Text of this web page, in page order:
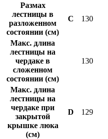
Размах
лестницы в
разложенном
состоянии (см)
C 130
Макс. длина
лестницы на
чердаке в
сложенном
состоянии (см)
130
Макс. длина
лестницы на
чердаке при
закрытой
крышке люка
(см)
D 129